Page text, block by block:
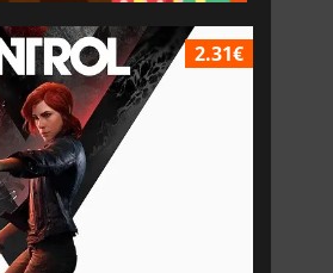
2.31€